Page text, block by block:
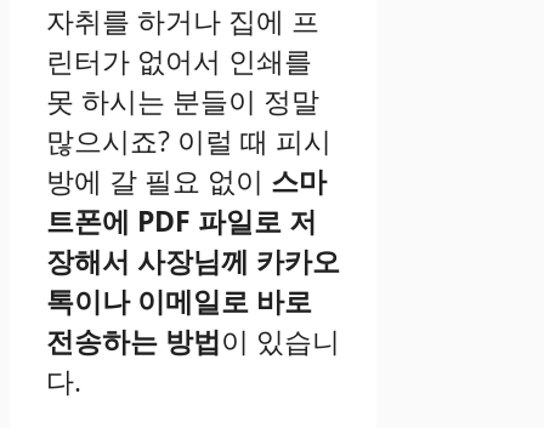
자취를 하거나 집에 프
린터가 없어서 인쇄를
못 하시는 분들이 정말
많으시죠? 이럴 때 피시
방에 갈 필요 없이 스마
트폰에 PDF 파일로 저
장해서 사장님께 카카오
톡이나 이메일로 바로
전송하는 방법이 있습니
다.